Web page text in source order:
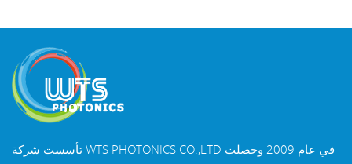
تأسست شركة WTS PHOTONICS CO.,LTD في عام 2009 وحصلت